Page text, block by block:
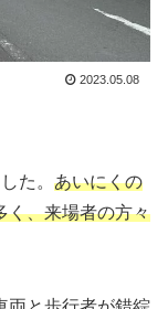
2023.05.08
た。 あいにくの
く、来場者の方々